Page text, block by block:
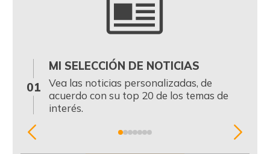
01
MI SELECCIÓN DE NOTICIAS
Vea las noticias personalizadas, de
acuerdo con su top 20 de los temas de
interés.
Item